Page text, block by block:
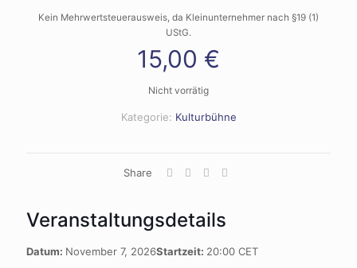
Kein Mehrwertsteuerausweis, da Kleinunternehmer nach §19 (1)
UStG.
15,00 €
Nicht vorrätig
Kategorie: Kulturbühne
Share
Veranstaltungsdetails
Datum: November 7, 2026Startzeit: 20:00 CET